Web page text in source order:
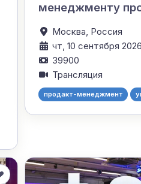
менеджменту
Москва, Россия
чт, 10 сентября
39900
Трансляция
продакт-менеджмент